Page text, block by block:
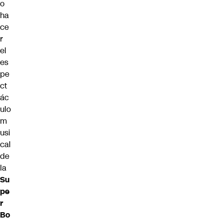
o
ha
ce
r
el
es
pe
ct
ác
ulo
m
usi
cal
de
la
Su
pe
r
Bo